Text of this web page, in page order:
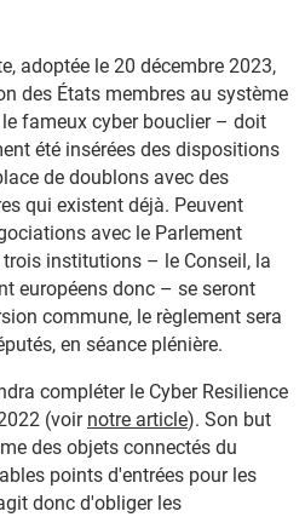
adoptée le 20 décembre 2023,
des États membres au système
fameux cyber bouclier – doit
été insérées des dispositions
de doublons avec des
qui existent déjà. Peuvent
avec le Parlement
institutions – le Conseil, la
européens donc – se seront
commune, le règlement sera
en séance plénière.
compléter le Cyber Resilience
(voir notre article). Son but
des objets connectés du
points d'entrées pour les
donc d'obliger les